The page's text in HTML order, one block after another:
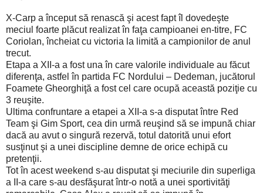
X-Carp a început să renască şi acest fapt îl dovedeşte
meciul foarte plăcut realizat în faţa campioanei en-titre, FC
Coriolan, încheiat cu victoria la limită a campionilor de anul
trecut.
Etapa a XII-a a fost una în care valorile individuale au făcut
diferenţa, astfel în partida FC Nordului – Dedeman, jucătorul
Foamete Gheorghiţă a fost cel care ocupă această poziţie cu
3 reuşite.
Ultima confruntare a etapei a XII-a s-a disputat între Red
Team şi Gim Sport, cea din urmă reuşind să se impună chiar
dacă au avut o singură rezervă, totul datorită unui efort
susţinut şi a unei discipline demne de orice echipă cu
pretenţii.
Tot în acest weekend s-au disputat şi meciurile din superliga
a II-a care s-au desfăşurat într-o notă a unei sportivităţi